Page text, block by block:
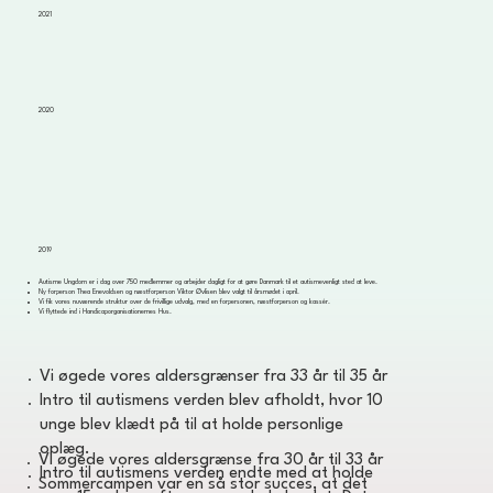
2021
2020
2019
Autisme Ungdom er i dag over 750 medlemmer og arbejder dagligt for at gøre Danmark til et autismevenligt sted at leve.
Ny forperson Thea Enevoldsen og næstforperson Viktor Øvlisen blev valgt til årsmødet i april.
Vi fik vores nuværende struktur over de frivillige udvalg, med en forpersonen, næstforperson og kassér.
Vi flyttede ind i Handicaporganisationernes Hus.
Vi øgede vores aldersgrænser fra 33 år til 35 år
Intro til autismens verden blev afholdt, hvor 10
unge blev klædt på til at holde personlige
oplæg.
Intro til autismens verden endte med at holde
Vi øgede vores aldersgrænse fra 30 år til 33 år
Sommercampen var en så stor succes, at det